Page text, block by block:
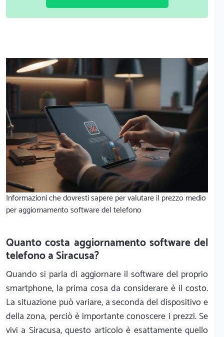
Informazioni che dovresti sapere per valutare il prezzo medio
per aggiornamento software del telefono
Quanto costa aggiornamento software del
telefono a Siracusa?
Quando si parla di aggiornare il software del proprio
smartphone, la prima cosa da considerare è il costo.
La situazione può variare, a seconda del dispositivo e
della zona, perciò è importante conoscere i prezzi. Se
vivi a Siracusa, questo articolo è esattamente quello